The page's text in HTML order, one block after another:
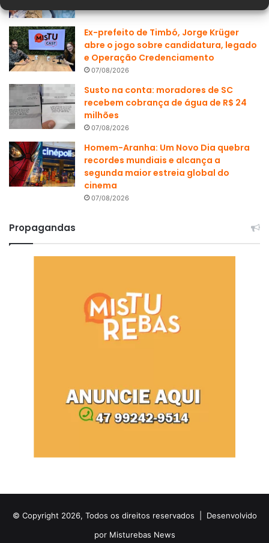
Ex-prefeito de Timbó, Jorge Krüger
abre o jogo sobre candidatura, legado
e Operação Credenciamento
07/08/2026
Susto na conta: moradores de SC
recebem cobrança de água de R$ 24
milhões
07/08/2026
Homem-Aranha: Um Novo Dia quebra
recordes mundiais e alcança a
segunda maior estreia global do
cinema
07/08/2026
Propagandas
© Copyright 2026, Todos os direitos reservados | Desenvolvido
por Misturebas News